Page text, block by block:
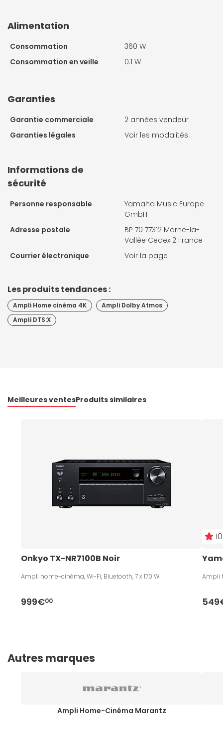
Alimentation
Consommation
360 W
Consommation en veille
0.1 W
Garanties
Garantie commerciale
2 années vendeur
Garanties légales
Voir les modalités
Informations de
sécurité
Personne responsable
Yamaha Music Europe
GmbH
Adresse postale
BP 70 77312 Marne-la-
Vallée Cedex 2 France
Courrier électronique
Voir la page
Les produits tendances :
Ampli Home cinéma 4K
Ampli Dolby Atmos
Ampli DTS:X
Meilleures ventesProduits similaires
Onkyo TX-NR7100B Noir
Ampli home-cinéma, Wi-Fi, Bluetooth, 7 x 170 W
999€00
Ampli
Autres marques
Ampli Home-Cinéma Marantz